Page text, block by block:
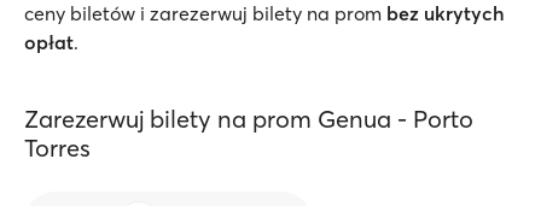
ceny biletów i zarezerwuj bilety na prom bez ukrytych
opłat.
Zarezerwuj bilety na prom Genua - Porto
Torres